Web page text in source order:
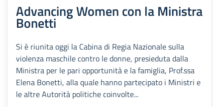
Advancing Women con la Ministra
Bonetti
Si è riunita oggi la Cabina di Regia Nazionale sulla
violenza maschile contro le donne, presieduta dalla
Ministra per le pari opportunità e la famiglia, Prof.ssa
Elena Bonetti, alla quale hanno partecipato i Ministri e
le altre Autorità politiche coinvolte...